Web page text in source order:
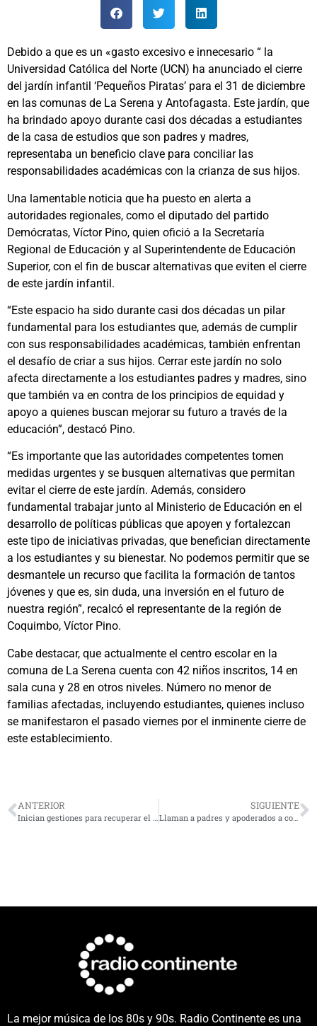
Debido a que es un «gasto excesivo e innecesario “ la
Universidad Católica del Norte (UCN) ha anunciado el cierre
del jardín infantil ‘Pequeños Piratas’ para el 31 de diciembre
en las comunas de La Serena y Antofagasta. Este jardín, que
ha brindado apoyo durante casi dos décadas a estudiantes
de la casa de estudios que son padres y madres,
representaba un beneficio clave para conciliar las
responsabilidades académicas con la crianza de sus hijos.
Una lamentable noticia que ha puesto en alerta a
autoridades regionales, como el diputado del partido
Demócratas, Víctor Pino, quien ofició a la Secretaría
Regional de Educación y al Superintendente de Educación
Superior, con el fin de buscar alternativas que eviten el cierre
de este jardín infantil.
“Este espacio ha sido durante casi dos décadas un pilar
fundamental para los estudiantes que, además de cumplir
con sus responsabilidades académicas, también enfrentan
el desafío de criar a sus hijos. Cerrar este jardín no solo
afecta directamente a los estudiantes padres y madres, sino
que también va en contra de los principios de equidad y
apoyo a quienes buscan mejorar su futuro a través de la
educación”, destacó Pino.
“Es importante que las autoridades competentes tomen
medidas urgentes y se busquen alternativas que permitan
evitar el cierre de este jardín. Además, considero
fundamental trabajar junto al Ministerio de Educación en el
desarrollo de políticas públicas que apoyen y fortalezcan
este tipo de iniciativas privadas, que benefician directamente
a los estudiantes y su bienestar. No podemos permitir que se
desmantele un recurso que facilita la formación de tantos
jóvenes y que es, sin duda, una inversión en el futuro de
nuestra región”, recalcó el representante de la región de
Coquimbo, Víctor Pino.
Cabe destacar, que actualmente el centro escolar en la
comuna de La Serena cuenta con 42 niños inscritos, 14 en
sala cuna y 28 en otros niveles. Número no menor de
familias afectadas, incluyendo estudiantes, quienes incluso
se manifestaron el pasado viernes por el inminente cierre de
este establecimiento.
ANTERIOR SIGUIENTE
Llaman a padres y apoderados a completar esquemas de vacunación escolar
La mejor música de los 80s y 90s. Radio Continente es una